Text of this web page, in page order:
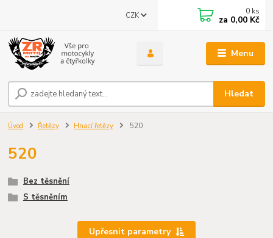
Menu
CZK
Hledat
0 ks
za 0,00 Kč
Úvod Řetězy Hnací řetězy 520
520
Bez těsnění
S těsněním
Upřesnit parametry